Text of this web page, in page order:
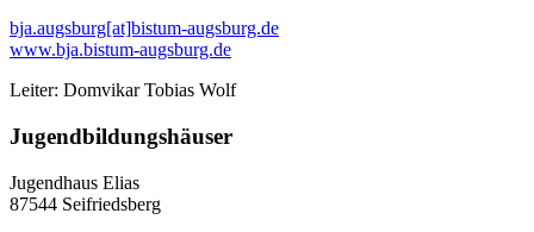
bja.augsburg[at]bistum-augsburg.de
www.bja.bistum-augsburg.de
Leiter: Domvikar Tobias Wolf
Jugendbildungshäuser
Jugendhaus Elias
87544 Seifriedsberg